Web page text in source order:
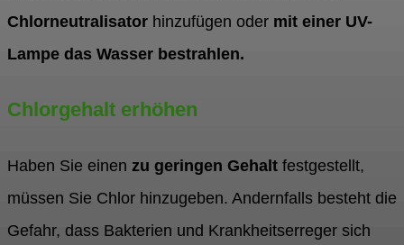
Chlorneutralisator hinzufügen oder mit einer UV-
Lampe das Wasser bestrahlen.
Chlorgehalt erhöhen
Haben Sie einen zu geringen Gehalt festgestellt,
müssen Sie Chlor hinzugeben. Andernfalls besteht die
Gefahr, dass Bakterien und Krankheitserreger sich